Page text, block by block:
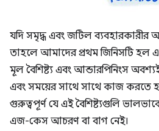
যদি সমৃদ্ধ এবং জটিল ব্যবহারকারীর
তাহলে আমাদের প্রথম জিনিসটি হল
মূল বৈশিষ্ট্য এবং আন্ডারপিনিংস
এবং সময়ের সাথে সাথে কাজ করতে
গুরুত্বপূর্ণ যে এই বৈশিষ্ট্যগুলি
এজ-কেস আচরণ বা বাগ নেই।